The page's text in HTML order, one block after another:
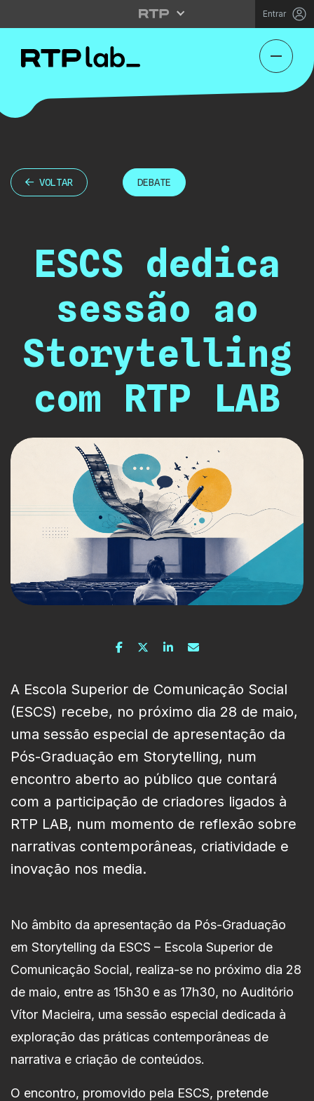
Entrar
VOLTAR DEBATE
ESCS dedica
sessão ao
Storytelling
com RTP LAB
A Escola Superior de Comunicação Social
(ESCS) recebe, no próximo dia 28 de maio,
uma sessão especial de apresentação da
Pós-Graduação em Storytelling, num
encontro aberto ao público que contará
com a participação de criadores ligados à
RTP LAB, num momento de reflexão sobre
narrativas contemporâneas, criatividade e
inovação nos media.
No âmbito da apresentação da Pós-Graduação
em Storytelling da ESCS – Escola Superior de
Comunicação Social, realiza-se no próximo dia 28
de maio, entre as 15h30 e as 17h30, no Auditório
Vítor Macieira, uma sessão especial dedicada à
exploração das práticas contemporâneas de
narrativa e criação de conteúdos.
O encontro, promovido pela ESCS, pretende